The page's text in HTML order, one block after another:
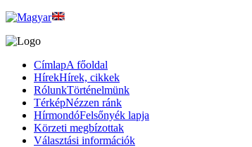
CímlapA főoldal
HírekHírek, cikkek
RólunkTörténelmünk
TérképNézzen ránk
HírmondóFelsőnyék lapja
Körzeti megbízottak
Választási információk